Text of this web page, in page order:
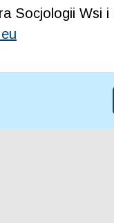
Socjologii Wsi